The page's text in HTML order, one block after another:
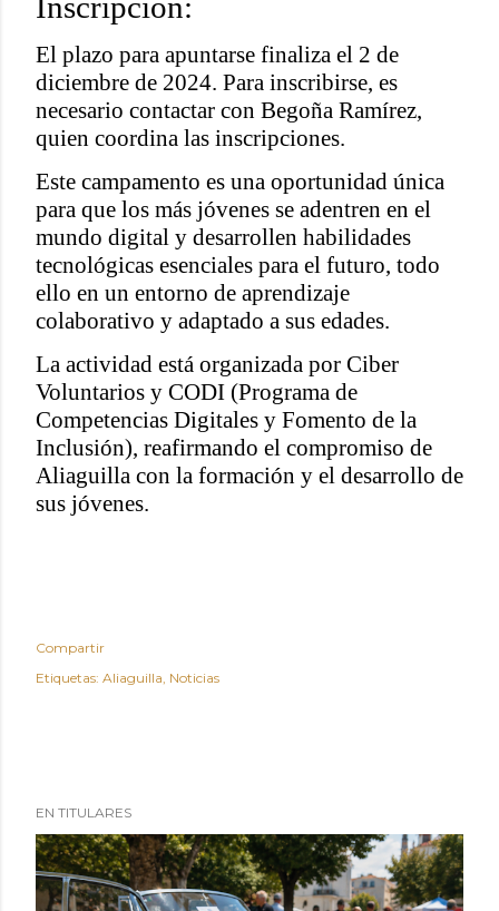
El plazo para apuntarse finaliza el 2 de
diciembre de 2024. Para inscribirse, es
necesario contactar con Begoña Ramírez,
quien coordina las inscripciones.
Este campamento es una oportunidad única
para que los más jóvenes se adentren en el
mundo digital y desarrollen habilidades
tecnológicas esenciales para el futuro, todo
ello en un entorno de aprendizaje
colaborativo y adaptado a sus edades.
La actividad está organizada por Ciber
Voluntarios y CODI (Programa de
Competencias Digitales y Fomento de la
Inclusión), reafirmando el compromiso de
Aliaguilla con la formación y el desarrollo de
sus jóvenes.
Compartir
Etiquetas: Aliaguilla Noticias
EN TITULARES